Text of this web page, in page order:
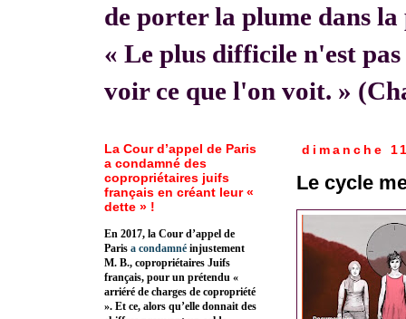
de porter la plume dans
« Le plus difficile n'est
voir ce que l'on voit. »
dimanche
Le cycle
La Cour d’appel de Paris
a condamné des
copropriétaires juifs
français en créant leur «
dette » !
En 2017, la Cour d’appel de
Paris a condamné injustement
M. B., copropriétaires Juifs
français, pour un prétendu «
arriéré de charges de copropriété
». Et ce, alors qu’elle donnait des